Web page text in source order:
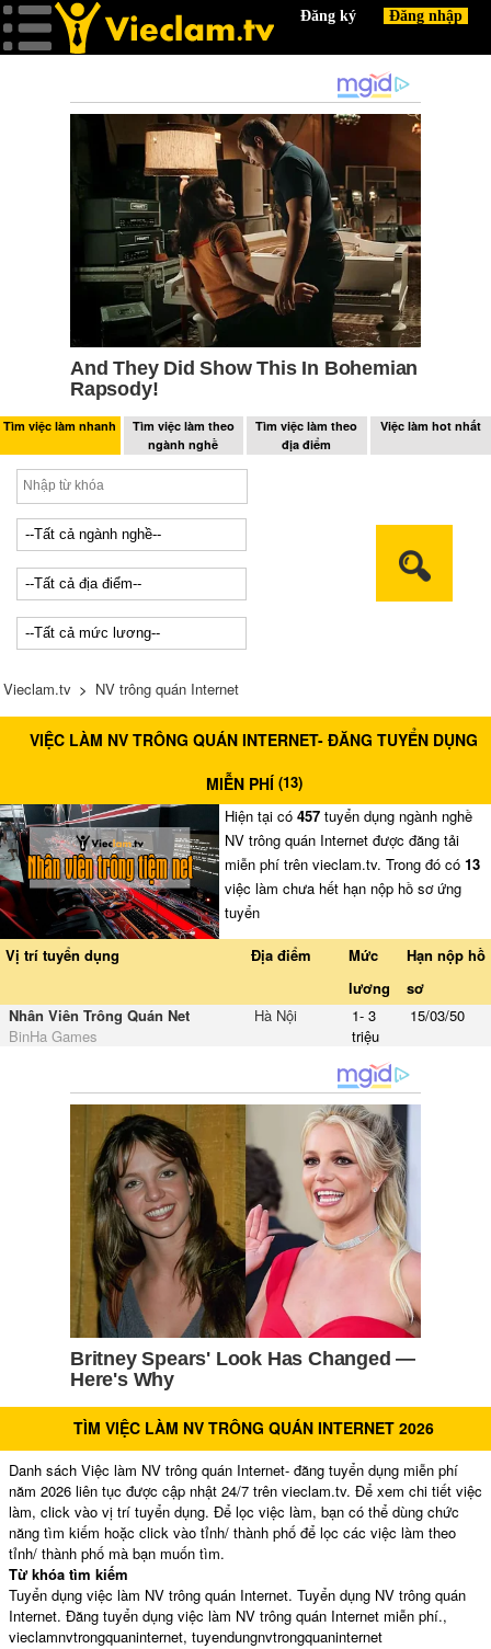
Tìm việc làm nhanh
Tìm việc làm theo
ngành nghề
Tìm việc làm theo
địa điểm
Việc làm hot nhất
Vieclam.tv > NV trông quán Internet
VIỆC LÀM NV TRÔNG QUÁN INTERNET- ĐĂNG TUYỂN DỤNG
MIỄN PHÍ(13)
Hiện tại có 457 tuyển dụng ngành nghề
NV trông quán Internet được đăng tải
miễn phí trên vieclam.tv. Trong đó có 13
việc làm chưa hết hạn nộp hồ sơ ứng
tuyển
Vị trí tuyển dụng Địa điểm
Mức
lương
Hạn nộp hồ
sơ
Nhân Viên Trông Quán Net
BinHa Games
Hà Nội
1- 3
triệu
15/03/50
TÌM VIỆC LÀM NV TRÔNG QUÁN INTERNET 2026
Danh sách Việc làm NV trông quán Internet- đăng tuyển dụng miễn phí
năm 2026 liên tục được cập nhật 24/7 trên vieclam.tv. Để xem chi tiết việc
làm, click vào vị trí tuyển dụng. Để lọc việc làm, bạn có thể dùng chức
năng tìm kiếm hoặc click vào tỉnh/ thành phố để lọc các việc làm theo
tỉnh/ thành phố mà bạn muốn tìm.
Từ khóa tìm kiếm
Tuyển dụng việc làm NV trông quán Internet. Tuyển dụng NV trông quán
Internet. Đăng tuyển dụng việc làm NV trông quán Internet miễn phí.,
vieclamnvtrongquaninternet, tuyendungnvtrongquaninternet